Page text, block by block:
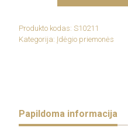
Pink
Escape
Produkto kodas: S10211
Kategorija: Įdėgio priemonės
Papildoma informacija